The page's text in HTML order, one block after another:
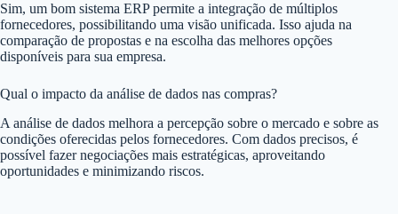
Sim, um bom sistema ERP permite a integração de múltiplos
fornecedores, possibilitando uma visão unificada. Isso ajuda na
comparação de propostas e na escolha das melhores opções
disponíveis para sua empresa.
Qual o impacto da análise de dados nas compras?
A análise de dados melhora a percepção sobre o mercado e sobre as
condições oferecidas pelos fornecedores. Com dados precisos, é
possível fazer negociações mais estratégicas, aproveitando
oportunidades e minimizando riscos.